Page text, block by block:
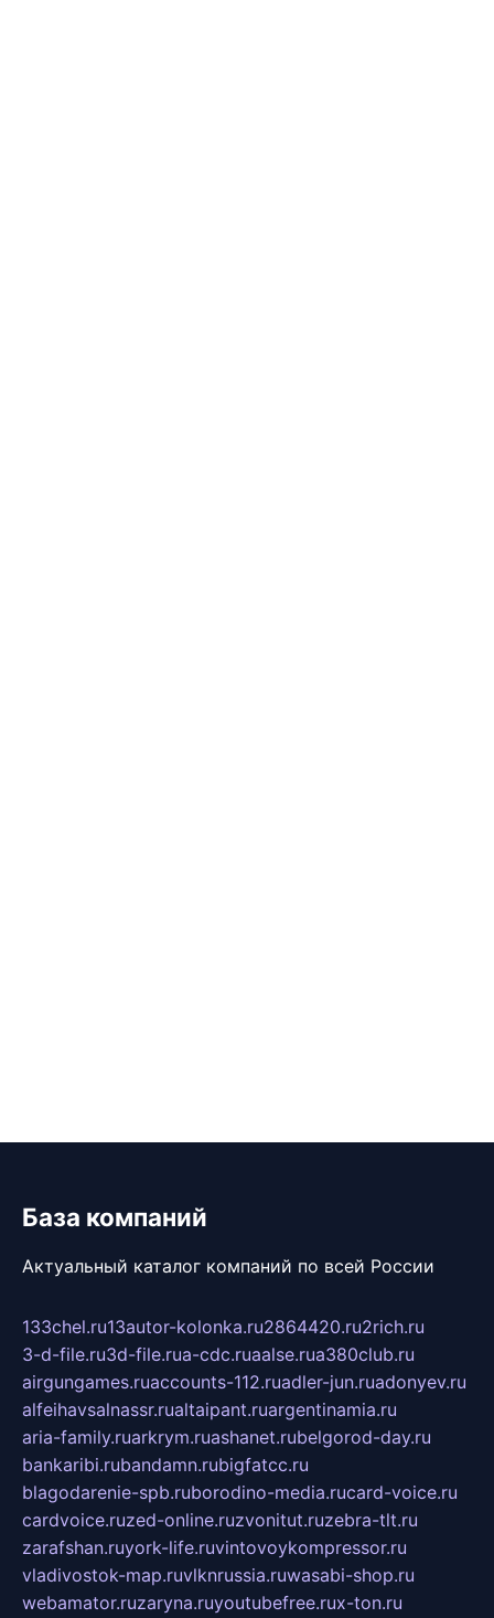
База компаний
Актуальный каталог компаний по всей России
133chel.ru13autor-kolonka.ru2864420.ru2rich.ru
3-d-file.ru3d-file.rua-cdc.ruaalse.rua380club.ru
airgungames.ruaccounts-112.ruadler-jun.ruadonyev.ru
alfeihavsalnassr.rualtaipant.ruargentinamia.ru
aria-family.ruarkrym.ruashanet.rubelgorod-day.ru
bankaribi.rubandamn.rubigfatcc.ru
blagodarenie-spb.ruborodino-media.rucard-voice.ru
cardvoice.ruzed-online.ruzvonitut.ruzebra-tlt.ru
zarafshan.ruyork-life.ruvintovoykompressor.ru
vladivostok-map.ruvlknrussia.ruwasabi-shop.ru
webamator.ruzaryna.ruyoutubefree.rux-ton.ru